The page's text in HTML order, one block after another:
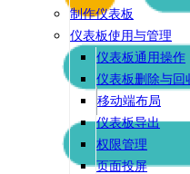
制作仪表板
仪表板使用与管理
仪表板通用操作
仪表板删除与回
移动端布局
仪表板导出
权限管理
页面投屏